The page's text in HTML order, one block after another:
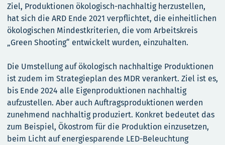
Ziel, Produktionen ökologisch-nachhaltig herzustellen,
hat sich die ARD Ende 2021 verpflichtet, die einheitlichen
ökologischen Mindestkriterien, die vom Arbeitskreis
„Green Shooting“ entwickelt wurden, einzuhalten.
Die Umstellung auf ökologisch nachhaltige Produktionen
ist zudem im Strategieplan des MDR verankert. Ziel ist es,
bis Ende 2024 alle Eigenproduktionen nachhaltig
aufzustellen. Aber auch Auftragsproduktionen werden
zunehmend nachhaltig produziert. Konkret bedeutet das
zum Beispiel, Ökostrom für die Produktion einzusetzen,
beim Licht auf energiesparende LED-Beleuchtung